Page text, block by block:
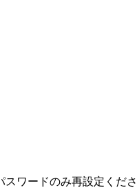
ワードのみ再設定くだ